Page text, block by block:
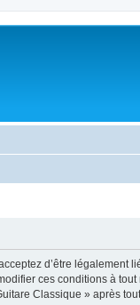
d’être légalement
ces conditions à
Classique » après